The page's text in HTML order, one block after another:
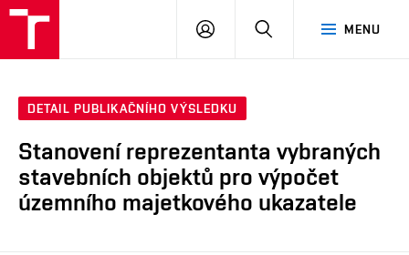
MENU
PŘIHLÁSIT
DETAIL PUBLIKAČNÍHO VÝSLEDKU
Stanovení reprezentanta vybraných
stavebních objektů pro výpočet
územního majetkového ukazatele